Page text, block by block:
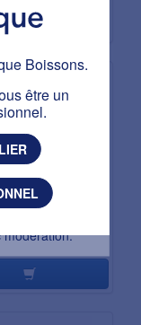
NOEL
0,00 € HT
Boissons.
majeures.
?
modération.
Boissons.
être un